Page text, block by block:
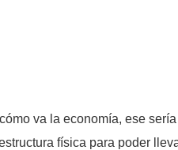
va la economía, ese
física para poder